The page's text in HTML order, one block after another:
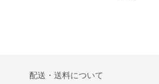
配送・送料について